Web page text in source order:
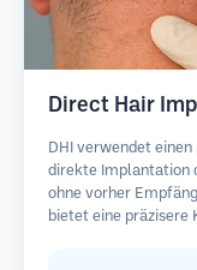
Direct Hair
DHI verwendet
direkte Implantation
ohne vorher
bietet eine präzisere